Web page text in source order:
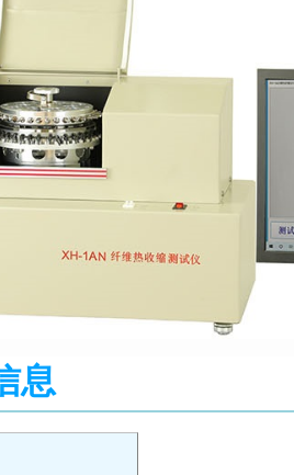
息